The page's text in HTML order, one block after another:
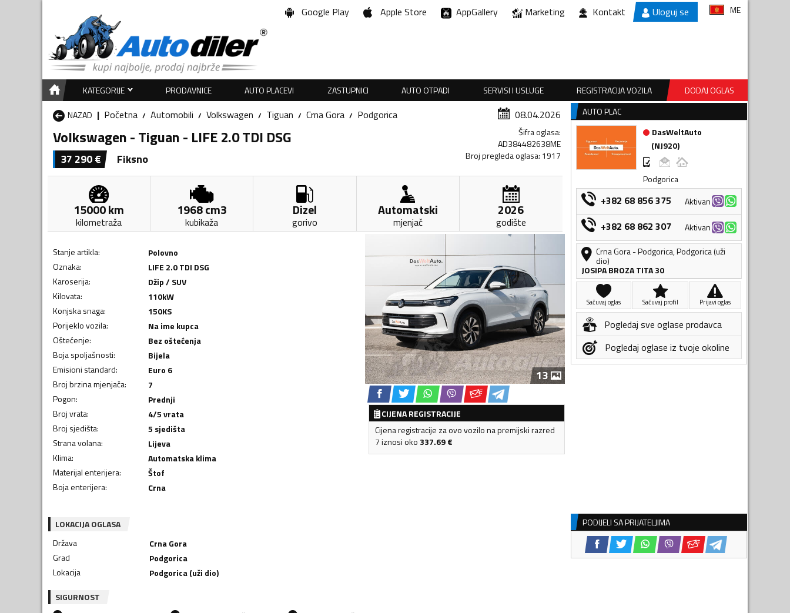
Google Play Apple Store AppGallery Marketing Kontakt Uloguj se ME
KATEGORIJE PRODAVNICE AUTO PLACEVI ZASTUPNICI AUTO OTPADI SERVISI I USLUGE REGISTRACIJA VOZILA
DODAJ OGLAS
NAZAD
Početna Automobili Volkswagen Tiguan Crna Gora Podgorica 08.04.2026
Volkswagen - Tiguan - LIFE 2.0 TDI DSG
37 290€ Fiksno
Šifra oglasa:
AD384482638ME
Broj pregleda oglasa: 1917
15000km
kilometraža
1968cm3
kubikaža
Dizel
gorivo
Automatski
mjenjač
2026
godište
Stanje artikla:
Polovno
Oznaka:
LIFE 2.0 TDI DSG
Karoserija:
Džip / SUV
Kilovata: 110kW
Konjska snaga: 150KS
Porijeklo vozila:
Na ime kupca
Oštećenje:
Bez oštećenja
Boja spoljašnosti:
Bijela
Emisioni standard:
Euro 6
Broj brzina mjenjača:
7
Pogon:
Prednji
Broj vrata:
4/5 vrata
Broj sjedišta:
5 sjedišta
Strana volana:
Lijeva
Klima:
Automatska klima
Materijal enterijera:
Štof
Boja enterijera: Crna
13
CIJENA REGISTRACIJE
Cijena registracije za ovo vozilo na premijski razred
7 iznosi oko 337.69€
LOKACIJA OGLASA
Država
Crna Gora
Grad
Podgorica
Lokacija
Podgorica (uži dio)
SIGURNOST
AUTO PLAC
DasWeltAuto
(NJ920)
Podgorica
+382 68 856 375 Aktivan
+382 68 862 307
Aktivan
Crna Gora-Podgorica,Podgorica (uži
dio)
JOSIPA BROZA TITA 30
Sačuvaj oglas Sačuvaj profil Prijavi oglas
Pogledaj sve oglase prodavca
Pogledaj oglase iz tvoje okoline
PODIJELI SA PRIJATELJIMA